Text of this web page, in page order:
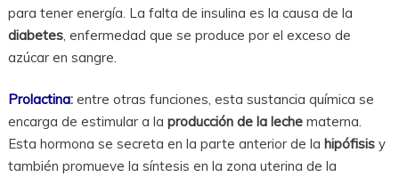
para tener energía. La falta de insulina es la causa de la
diabetes, enfermedad que se produce por el exceso de
azúcar en sangre.
Prolactina: entre otras funciones, esta sustancia química se
encarga de estimular a la producción de la lechematerna.
Esta hormona se secreta en la parte anterior de la hipófisisy
también promueve la síntesis en la zona uterina de la